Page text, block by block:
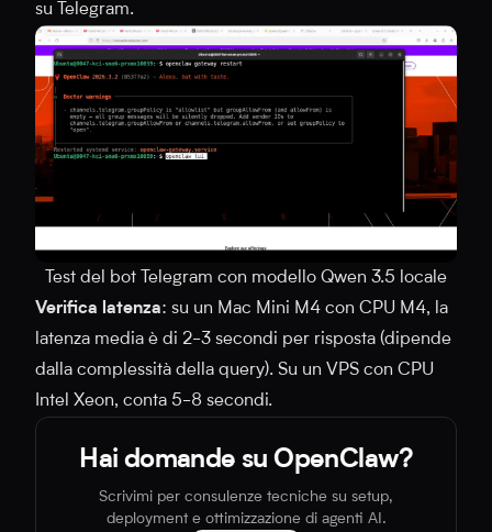
su Telegram.
Test del bot Telegram con modello Qwen 3.5 locale
Verifica latenza: su un Mac Mini M4 con CPU M4, la
latenza media è di 2-3 secondi per risposta (dipende
dalla complessità della query). Su un VPS con CPU
Intel Xeon, conta 5-8 secondi.
Hai domande su OpenClaw?
Scrivimi per consulenze tecniche su setup,
deployment e ottimizzazione di agenti AI.